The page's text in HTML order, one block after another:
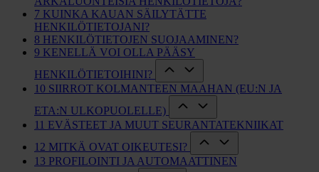
7 KUINKA KAUAN SÄILYTÄTTE
HENKILÖTIETOJANI?
8 HENKILÖTIETOJEN SUOJAAMINEN?
9 KENELLÄ VOI OLLA PÄÄSY
HENKILÖTIETOIHINI?
10 SIIRROT KOLMANTEEN MAAHAN (EU:N JA
ETA:N ULKOPUOLELLE)
11 EVÄSTEET JA MUUT SEURANTATEKNIIKAT
12 MITKÄ OVAT OIKEUTESI?
13 PROFILOINTI JA AUTOMAATTINEN